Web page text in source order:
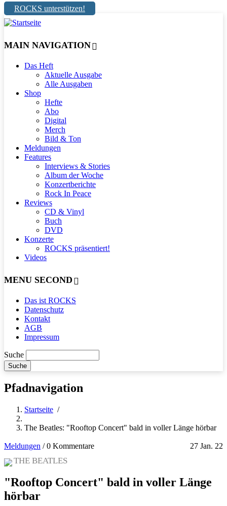
ROCKS unterstützen!
MAIN NAVIGATION
Das Heft
Aktuelle Ausgabe
Alle Ausgaben
Shop
Hefte
Abo
Digital
Merch
Bild & Ton
Meldungen
Features
Interviews & Stories
Album der Woche
Konzertberichte
Rock In Peace
Reviews
CD & Vinyl
Buch
DVD
Konzerte
ROCKS präsentiert!
Videos
MENU SECOND
Das ist ROCKS
Datenschutz
Kontakt
AGB
Impressum
Suche
Pfadnavigation
Startseite /
The Beatles: "Rooftop Concert" bald in voller Länge hörbar
Meldungen 27 Jan. 22
/0 Kommentare
THE BEATLES
"Rooftop Concert" bald in voller Länge
hörbar